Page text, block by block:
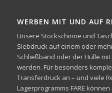
WERBEN MIT UND AUF
Unsere Stockschirme und
Siebdruck auf einem oder
Schließband oder der Hülle
werden. Für besonders
Transferdruck an – und viele
Lagerprogramms FARE